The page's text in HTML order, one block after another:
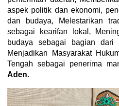
aspek politik dan ekonomi,
dan budaya, Melestarikan
sebagai kearifan lokal,
budaya sebagai bagian dari
Menjadikan Masyarakat
Tengah sebagai penerima
Aden.